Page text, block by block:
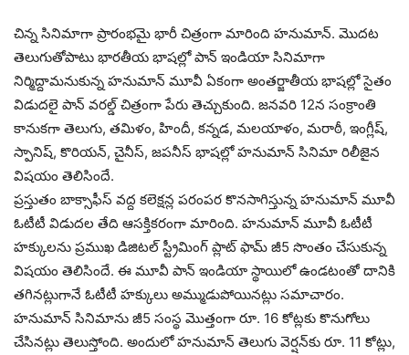
చిన్న సినిమాగా ప్రారంభమై భారీ చిత్రంగా మారింది హనుమాన్. మొదట
తెలుగుతోపాటు భారతీయ భాషల్లో పాన్ ఇండియా సినిమాగా
నిర్మిద్దామనుకున్న హనుమాన్ మూవీ ఏకంగా అంతర్జాతీయ భాషల్లో సైతం
విడుదలై పాన్ వరల్డ్ చిత్రంగా పేరు తెచ్చుకుంది. జనవరి 12న సంక్రాంతి
కానుకగా తెలుగు, తమిళం, హిందీ, కన్నడ, మలయాళం, మరాఠీ, ఇంగ్లీష్,
స్పానిష్, కొరియన్, చైనీస్, జపనీస్ భాషల్లో హనుమాన్ సినిమా రిలీజైన
విషయం తెలిసిందే.
ప్రస్తుతం బాక్సాఫీస్ వద్ద కలెక్షన్ల పరంపర కొనసాగిస్తున్న హనుమాన్ మూవీ
ఓటీటీ విడుదల తేది ఆసక్తికరంగా మారింది. హనుమాన్ మూవీ ఓటీటీ
హక్కులను ప్రముఖ డిజిటల్ స్ట్రీమింగ్ ప్లాట్ ఫామ్ జీ5 సొంతం చేసుకున్న
విషయం తెలిసిందే. ఈ మూవీ పాన్ ఇండియా స్థాయిలో ఉండటంతో దానికి
తగినట్లుగానే ఓటీటీ హక్కులు అమ్ముడుపోయినట్లు సమాచారం.
హనుమాన్ సినిమాను జీ5 సంస్థ మొత్తంగా రూ. 16 కోట్లకు కొనుగోలు
చేసినట్లు తెలుస్తోంది. అందులో హనుమాన్ తెలుగు వెర్షన్‌కు రూ. 11 కోట్లు,